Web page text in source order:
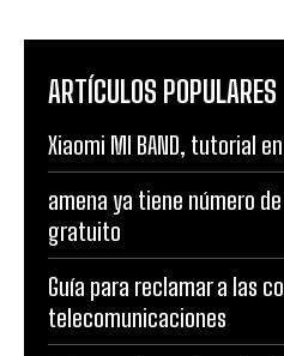
ARTÍCULOS POPULARES
Xiaomi MI BAND, tutorial
amena ya tiene número
gratuito
Guía para reclamar a las
telecomunicaciones